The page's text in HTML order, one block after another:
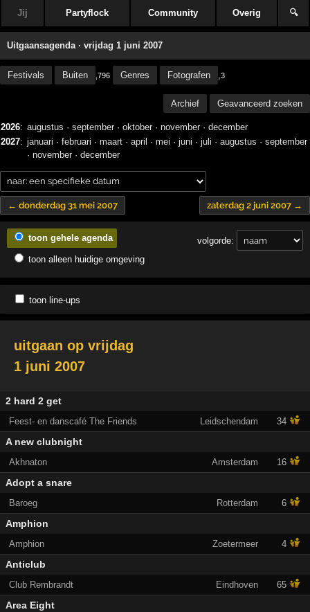
Jij Partyflock Community Overig 🔍
Uitgaansagenda · vrijdag 1 juni 2007
Festivals Buiten ,796 Genres Fotografen ,3
Archief Geavanceerd zoeken
2026: augustus · september· oktober· november· december
2027: januari · februari · maart · april · mei · juni · juli · augustus · september
· november· december
← donderdag 31 mei 2007 zaterdag 2 juni 2007 →
volgorde:
toon gehele agenda
toon alleen huidige omgeving
toon line-ups
uitgaan op vrijdag
1 juni 2007
2 hard 2 get
Feest- en danscafé The Friends Leidschendam 34
A new clubnight
Akhnaton Amsterdam 16
Adopt a snare
Baroeg Rotterdam 6
Amphion
Amphion Zoetermeer 4
Anticlub
Club Rembrandt Eindhoven 65
Area Eight